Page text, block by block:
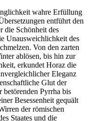
wahre Erfüllung
entführt den
die Schönheit des
Unausweichlichkeit des
Von den zarten
ablösen, bis hin zur
erkundet Horaz die
Eleganz
Glut der
Pyrrha bis
Besessenheit gequält
der römischen
Staates und die